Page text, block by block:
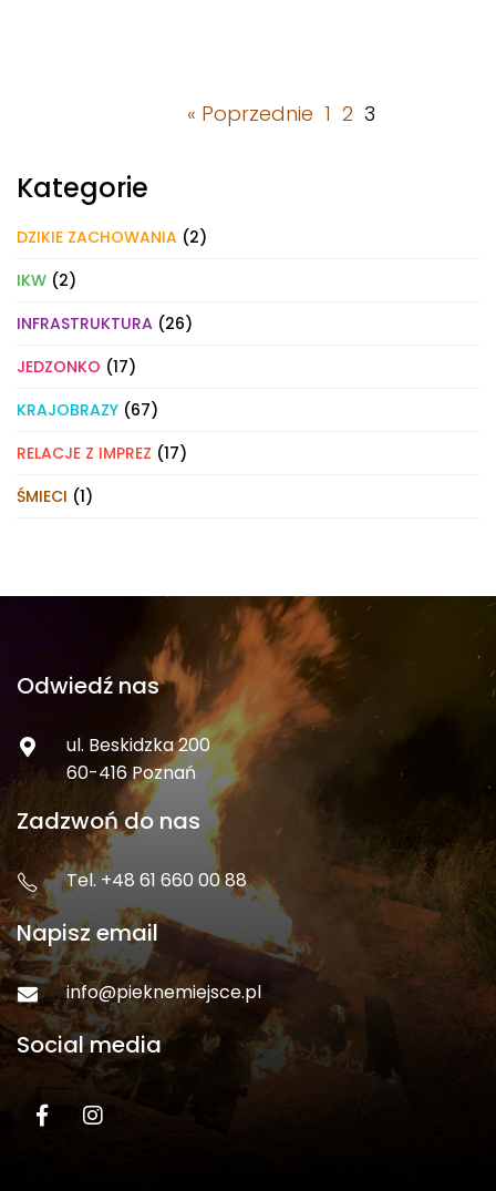
« Poprzednie 1 2 3
Kategorie
DZIKIE ZACHOWANIA (2)
IKW (2)
INFRASTRUKTURA (26)
JEDZONKO (17)
KRAJOBRAZY (67)
RELACJE Z IMPREZ (17)
ŚMIECI (1)
Odwiedź nas
ul. Beskidzka 200
60-416 Poznań
Zadzwoń do nas
Tel. +48 61 660 00 88
Napisz email
info@pieknemiejsce.pl
Social media